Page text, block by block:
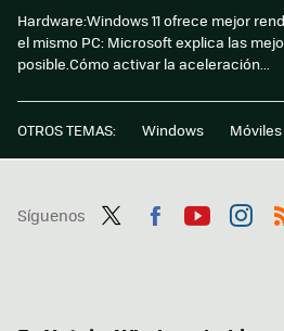
Hardware:Windows 11 ofrece mejor
el mismo PC: Microsoft explica las
posible.Cómo activar la aceleración...
OTROS TEMAS: Windows Móviles
Síguenos